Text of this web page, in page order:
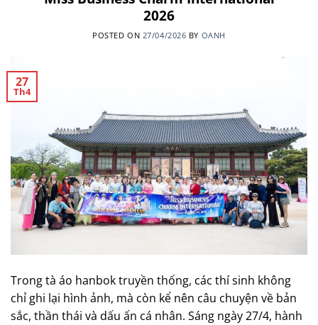
2026
POSTED ON 27/04/2026 BY OANH
27
Th4
Trong tà áo hanbok truyền thống, các thí sinh không
chỉ ghi lại hình ảnh, mà còn kể nên câu chuyện về bản
sắc, thần thái và dấu ấn cá nhân. Sáng ngày 27/4, hành